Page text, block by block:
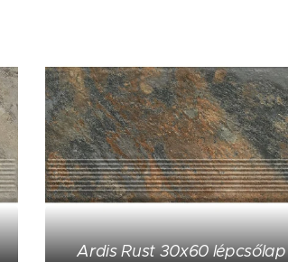
Ardis Rust 30x60 lépcsőlap